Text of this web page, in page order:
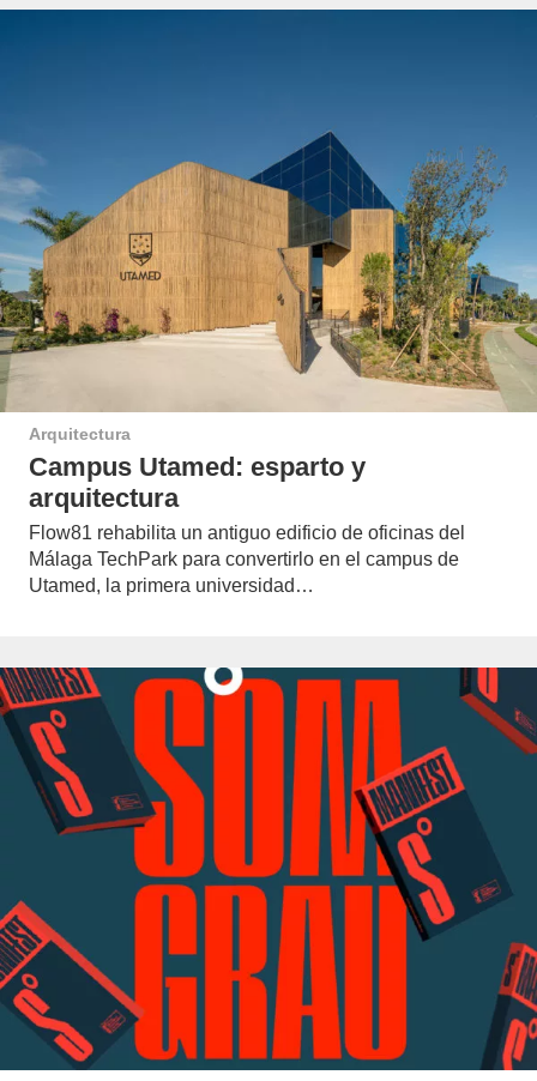
Arquitectura
Campus Utamed: esparto y
arquitectura
Flow81 rehabilita un antiguo edificio de oficinas del
Málaga TechPark para convertirlo en el campus de
Utamed, la primera universidad…